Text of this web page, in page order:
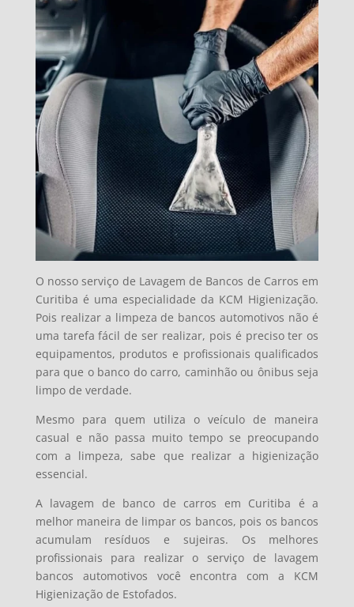
O nosso serviço de Lavagem de Bancos de Carros em
Curitiba é uma especialidade da KCM Higienização.
Pois realizar a limpeza de bancos automotivos não é
uma tarefa fácil de ser realizar, pois é preciso ter os
equipamentos, produtos e profissionais qualificados
para que o banco do carro, caminhão ou ônibus seja
limpo de verdade.
Mesmo para quem utiliza o veículo de maneira
casual e não passa muito tempo se preocupando
com a limpeza, sabe que realizar a higienização
essencial.
A lavagem de banco de carros em Curitiba é a
melhor maneira de limpar os bancos, pois os bancos
acumulam resíduos e sujeiras. Os melhores
profissionais para realizar o serviço de lavagem
bancos automotivos você encontra com a KCM
Higienização de Estofados.